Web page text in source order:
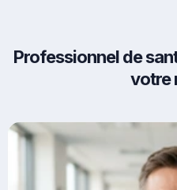
Professionnel de
votre